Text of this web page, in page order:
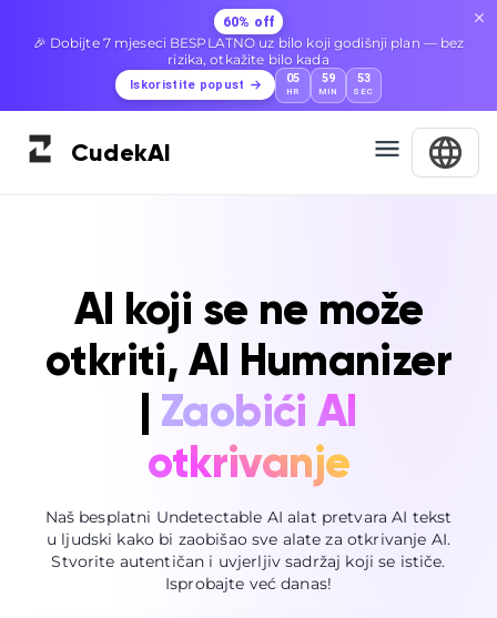
60% off
🎉 Dobijte 7 mjeseci BESPLATNO uz bilo koji godišnji plan — bez
rizika, otkažite bilo kada
Iskoristite popust 05
HR
59
MIN
52
SEC
CudekAI
AI koji se ne može
otkriti, AI Humanizer
| Zaobići AI
otkrivanje
Naš besplatni Undetectable AI alat pretvara AI tekst
u ljudski kako bi zaobišao sve alate za otkrivanje AI.
Stvorite autentičan i uvjerljiv sadržaj koji se ističe.
Isprobajte već danas!